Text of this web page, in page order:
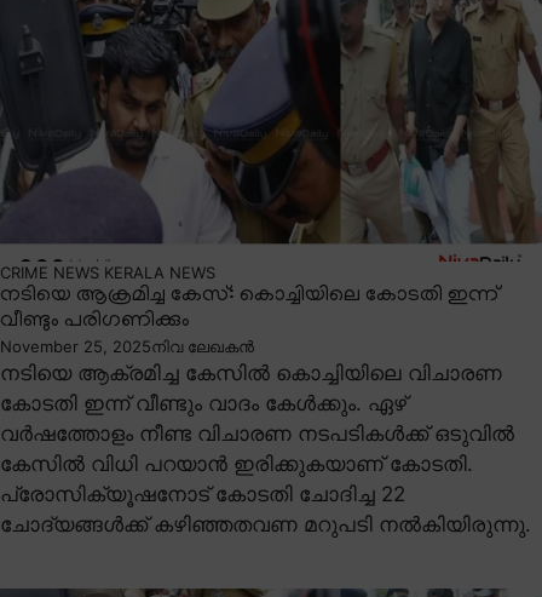
CRIME NEWS KERALA NEWS
നടിയെ ആക്രമിച്ച കേസ്: കൊച്ചിയിലെ കോടതി ഇന്ന്
വീണ്ടും പരിഗണിക്കും
November 25, 2025നിവ ലേഖകൻ
നടിയെ ആക്രമിച്ച കേസിൽ കൊച്ചിയിലെ വിചാരണ
കോടതി ഇന്ന് വീണ്ടും വാദം കേൾക്കും. ഏഴ്
വർഷത്തോളം നീണ്ട വിചാരണ നടപടികൾക്ക് ഒടുവിൽ
കേസിൽ വിധി പറയാൻ ഇരിക്കുകയാണ് കോടതി.
പ്രോസിക്യൂഷനോട് കോടതി ചോദിച്ച 22
ചോദ്യങ്ങൾക്ക് കഴിഞ്ഞതവണ മറുപടി നൽകിയിരുന്നു.